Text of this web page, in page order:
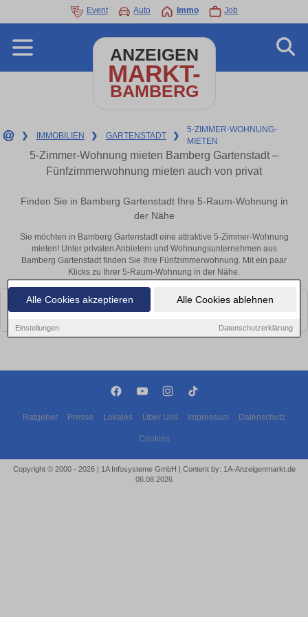
Alle Cookies akzeptieren Alle Cookies ablehnen
Einstellungen Datenschutzerklärung
Event Auto Immo Job
ANZEIGEN
MARKT-
BAMBERG
❯ IMMOBILIEN ❯ GARTENSTADT ❯
5-ZIMMER-WOHNUNG-
MIETEN
5-Zimmer-Wohnung mieten Bamberg Gartenstadt –
Fünfzimmerwohnung mieten auch von privat
Finden Sie in Bamberg Gartenstadt Ihre 5-Raum-Wohnung in
der Nähe
Sie möchten in Bamberg Gartenstadt eine attraktive 5-Zimmer-Wohnung
mieten! Unter privaten Anbietern und Wohnungsunternehmen aus
Bamberg Gartenstadt finden Sie Ihre Fünfzimmerwohnung. Mit ein paar
Klicks zu Ihrer 5-Raum-Wohnung in der Nähe.
Leider konnten wir derzeit keine passenden Objekte finden. Schauen Sie
Ratgeber Presse Lokales Über Uns Impressum Datenschutz
Cookies
Copyright © 2000 - 2026 | 1A Infosysteme GmbH | Content by: 1A-Anzeigenmarkt.de
06.08.2026